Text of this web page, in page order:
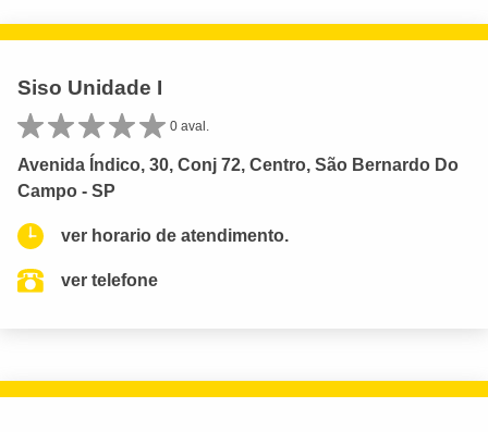
Siso Unidade I
0 aval.
Avenida Índico, 30, Conj 72, Centro, São Bernardo Do
Campo - SP
ver horario de atendimento.
ver telefone